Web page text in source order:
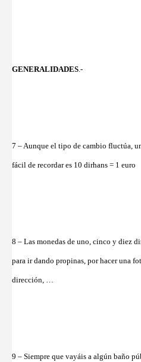
GENERALIDADES.-
7 – Aunque el tipo de cambio fluctúa,
fácil de recordar es 10 dirhans = 1 euro
8 – Las monedas de uno, cinco y diez
para ir dando propinas, por hacer una
dirección, …
9 – Siempre que vayáis a algún baño